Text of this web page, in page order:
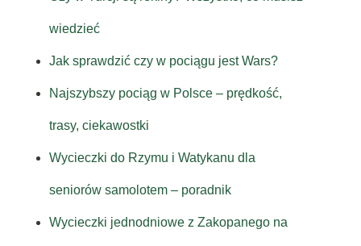
wiedzieć
Jak sprawdzić czy w pociągu jest Wars?
Najszybszy pociąg w Polsce – prędkość,
trasy, ciekawostki
Wycieczki do Rzymu i Watykanu dla
seniorów samolotem – poradnik
Wycieczki jednodniowe z Zakopanego na